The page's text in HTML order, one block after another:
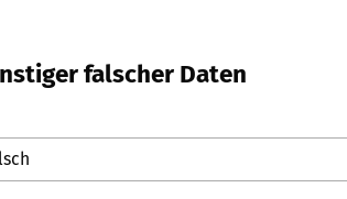
falscher Daten